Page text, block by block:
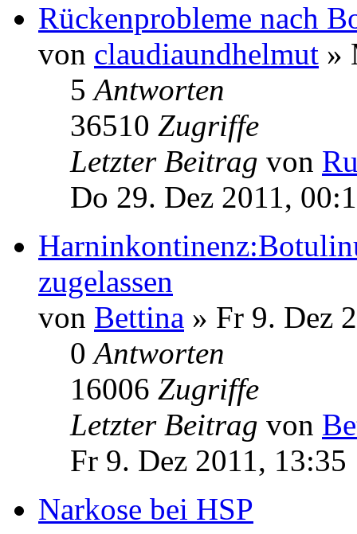
Rückenprobleme nach
von claudiaundhelmut »
5Antworten
36510 Zugriffe
Letzter Beitrag von
Do 29. Dez 2011,
zugelassen
von Bettina » Fr 9. Dez
0Antworten
16006 Zugriffe
Letzter Beitrag von
Fr 9. Dez 2011, 13:35
Narkose bei HSP